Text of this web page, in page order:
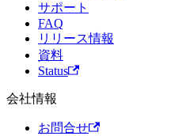
サポート
FAQ
リリース情報
資料
Status
会社情報
お問合せ